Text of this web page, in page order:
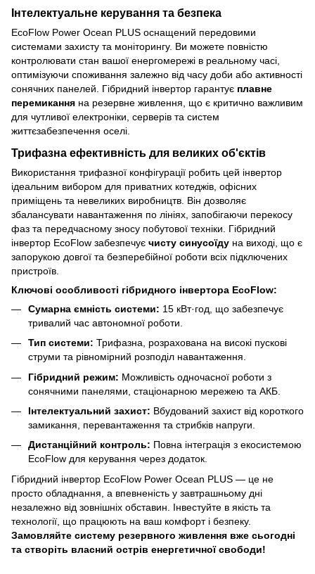
Інтелектуальне керування та безпека
EcoFlow Power Ocean PLUS оснащений передовими
системами захисту та моніторингу. Ви можете повністю
контролювати стан вашої енергомережі в реальному часі,
оптимізуючи споживання залежно від часу доби або активності
сонячних панелей. Гібридний інвертор гарантує плавне
перемикання на резервне живлення, що є критично важливим
для чутливої електроніки, серверів та систем
життєзабезпечення оселі.
Трифазна ефективність для великих об'єктів
Використання трифазної конфігурації робить цей інвертор
ідеальним вибором для приватних котеджів, офісних
приміщень та невеликих виробництв. Він дозволяє
збалансувати навантаження по лініях, запобігаючи перекосу
фаз та передчасному зносу побутової техніки. Гібридний
інвертор EcoFlow забезпечує чисту синусоїду на виході, що є
запорукою довгої та безперебійної роботи всіх підключених
пристроїв.
Ключові особливості гібридного інвертора EcoFlow:
Сумарна ємність системи: 15 кВт·год, що забезпечує
тривалий час автономної роботи.
Тип системи: Трифазна, розрахована на високі пускові
струми та рівномірний розподіл навантаження.
Гібридний режим: Можливість одночасної роботи з
сонячними панелями, стаціонарною мережею та АКБ.
Інтелектуальний захист: Вбудований захист від короткого
замикання, перевантаження та стрибків напруги.
Дистанційний контроль: Повна інтеграція з екосистемою
EcoFlow для керування через додаток.
Гібридний інвертор EcoFlow Power Ocean PLUS — це не
просто обладнання, а впевненість у завтрашньому дні
незалежно від зовнішніх обставин. Інвестуйте в якість та
технології, що працюють на ваш комфорт і безпеку.
Замовляйте систему резервного живлення вже сьогодні
та створіть власний острів енергетичної свободи!